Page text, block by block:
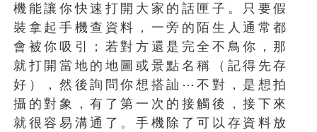
機能讓你快速打開大家的話匣子。只要假
裝拿起手機查資料，一旁的陌生人通常都
會被你吸引；若對方還是完全不鳥你，那
就打開當地的地圖或景點名稱（記得先存
好），然後詢問你想搭訕⋯不對，是想拍
攝的對象，有了第一次的接觸後，接下來
就很容易溝通了。手機除了可以存資料放